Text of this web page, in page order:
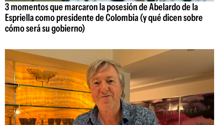
3 momentos que marcaron la posesión de Abelardo de la
Espriella como presidente de Colombia (y qué dicen sobre
cómo será su gobierno)